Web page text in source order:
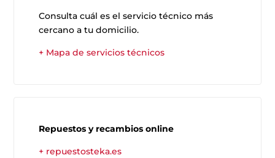
Consulta cuál es el servicio técnico más
cercano a tu domicilio.
+ Mapa de servicios técnicos
Repuestos y recambios online
+ repuestosteka.es